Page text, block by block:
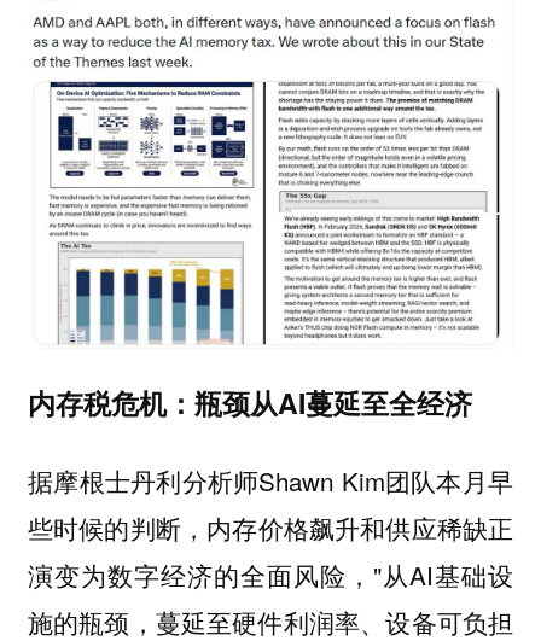
内存税危机：瓶颈从AI蔓延至全经济
据摩根士丹利分析师Shawn Kim团队本月早
些时候的判断， 内存价格飙升和供应稀缺正
演变为数字经济的全面风险， "从AI基础设
施的瓶颈，蔓延至硬件利润率、设备可负担